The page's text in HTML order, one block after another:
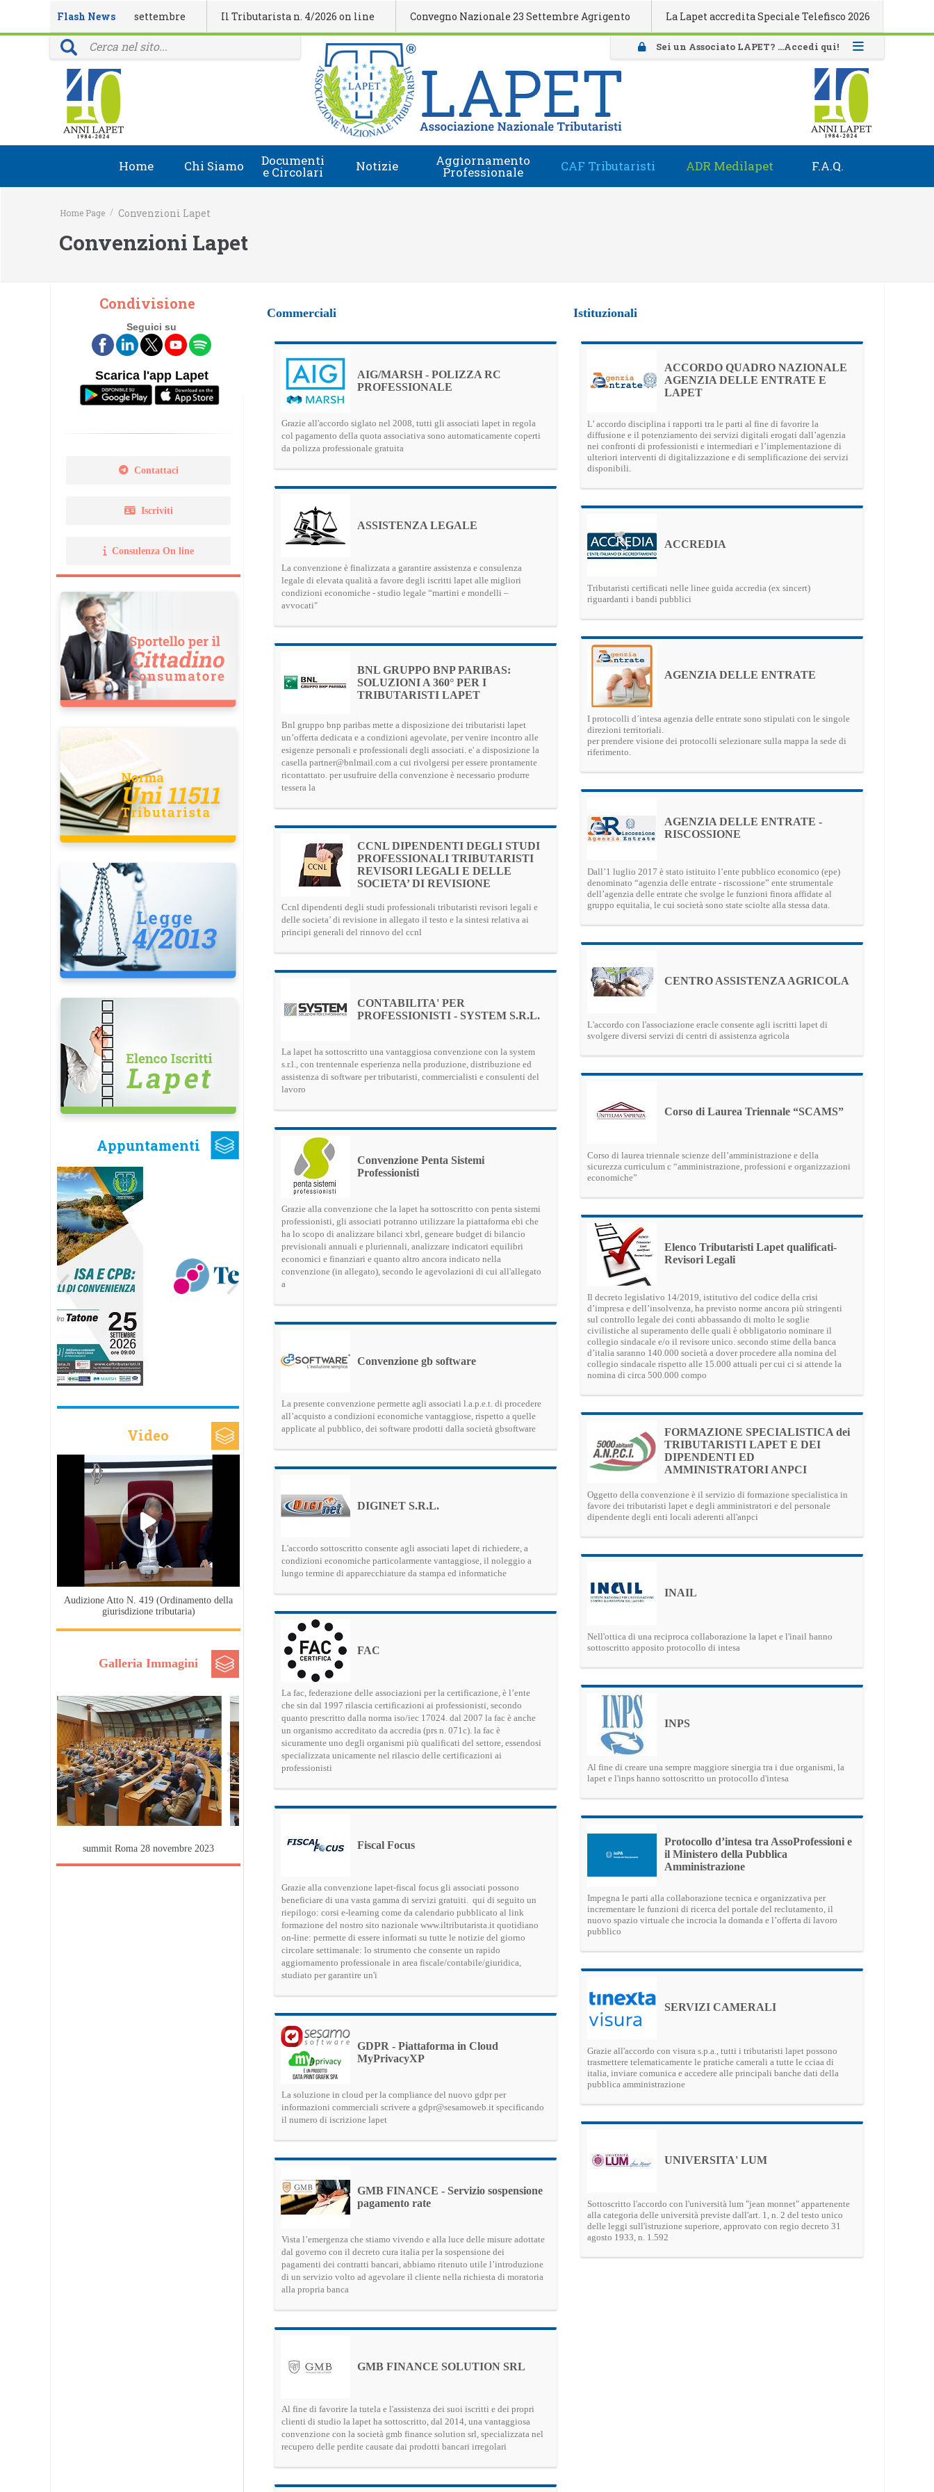
Home Chi Siamo
Guida lapet
Contatti
Legge 14 gennaio 2013 N. 4
Norma Uni 11511
Documenti
e Circolari Notizie Aggiornamento
Professionale
Calendario Territoriale
CAF Tributaristi ADR Medilapet F.A.Q.
Convenzioni Lapet
Home Page / Convenzioni Lapet
Sei un Associato LAPET? ...Accedi qui!
Flash News
formativi di settembre Il Tributarista n. 4/2026 on line Convegno Nazionale 23 Settembre Agrigento La Lapet accredita Speciale Telefisco 2026 Attivazione
40 anni della rivista Il Tributarista
Condivisione
Seguici su
Scarica l'app Lapet
Contattaci
Iscriviti
Consulenza On line
Appuntamenti
Video
Audizione Atto N. 419 (Ordinamento della
giurisdizione tributaria)
Galleria Immagini
summit Roma 28 novembre 2023
Commerciali
AIG/MARSH - POLIZZA RC
PROFESSIONALE
Grazie all'accordo siglato nel 2008, tutti gli associati lapet in regola
col pagamento della quota associativa sono automaticamente coperti
da polizza professionale gratuita
ASSISTENZA LEGALE
La convenzione è finalizzata a garantire assistenza e consulenza
legale di elevata qualità a favore degli iscritti lapet alle migliori
condizioni economiche - studio legale “martini e mondelli –
avvocati"
BNL GRUPPO BNP PARIBAS:
SOLUZIONI A 360° PER I
TRIBUTARISTI LAPET
Bnl gruppo bnp paribas mette a disposizione dei tributaristi lapet
un’offerta dedicata e a condizioni agevolate, per venire incontro alle
esigenze personali e professionali degli associati. e' a disposizione la
casella partner@bnlmail.com a cui rivolgersi per essere prontamente
ricontattato. per usufruire della convenzione è necessario produrre
tessera la
CCNL DIPENDENTI DEGLI STUDI
PROFESSIONALI TRIBUTARISTI
REVISORI LEGALI E DELLE
SOCIETA’ DI REVISIONE
Ccnl dipendenti degli studi professionali tributaristi revisori legali e
delle societa’ di revisione in allegato il testo e la sintesi relativa ai
principi generali del rinnovo del ccnl
CONTABILITA' PER
PROFESSIONISTI - SYSTEM S.R.L.
La lapet ha sottoscritto una vantaggiosa convenzione con la system
s.r.l., con trentennale esperienza nella produzione, distribuzione ed
assistenza di software per tributaristi, commercialisti e consulenti del
lavoro
Convenzione Penta Sistemi
Professionisti
Grazie alla convenzione che la lapet ha sottoscritto con penta sistemi
professionisti, gli associati potranno utilizzare la piattaforma ebi che
ha lo scopo di analizzare bilanci xbrl, geneare budget di bilancio
previsionali annuali e pluriennali, analizzare indicatori equilibri
economici e finanziari e quanto altro ancora indicato nella
convenzione (in allegato), secondo le agevolazioni di cui all'allegato
a
Convenzione gb software
La presente convenzione permette agli associati l.a.p.e.t. di procedere
all’acquisto a condizioni economiche vantaggiose, rispetto a quelle
applicate al pubblico, dei software prodotti dalla società gbsoftware
DIGINET S.R.L.
L'accordo sottoscritto consente agli associati lapet di richiedere, a
condizioni economiche particolarmente vantaggiose, il noleggio a
lungo termine di apparecchiature da stampa ed informatiche
FAC
La fac, federazione delle associazioni per la certificazione, è l’ente
che sin dal 1997 rilascia certificazioni ai professionisti, secondo
quanto prescritto dalla norma iso/iec 17024. dal 2007 la fac è anche
un organismo accreditato da accredia (prs n. 071c). la fac è
sicuramente uno degli organismi più qualificati del settore, essendosi
specializzata unicamente nel rilascio delle certificazioni ai
professionisti
Fiscal Focus
Grazie alla convenzione lapet-fiscal focus gli associati possono
beneficiare di una vasta gamma di servizi gratuiti. qui di seguito un
riepilogo: corsi e-learning come da calendario pubblicato al link
formazione del nostro sito nazionale www.iltributarista.it quotidiano
on-line: permette di essere informati su tutte le notizie del giorno
circolare settimanale: lo strumento che consente un rapido
aggiornamento professionale in area fiscale/contabile/giuridica,
studiato per garantire un'i
GDPR - Piattaforma in Cloud
MyPrivacyXP
La soluzione in cloud per la compliance del nuovo gdpr per
informazioni commerciali scrivere a gdpr@sesamoweb.it specificando
il numero di iscrizione lapet
GMB FINANCE - Servizio sospensione
pagamento rate
Vista l’emergenza che stiamo vivendo e alla luce delle misure adottate
dal governo con il decreto cura italia per la sospensione dei
pagamenti dei contratti bancari, abbiamo ritenuto utile l’introduzione
di un servizio volto ad agevolare il cliente nella richiesta di moratoria
alla propria banca
GMB FINANCE SOLUTION SRL
Al fine di favorire la tutela e l'assistenza dei suoi iscritti e dei propri
clienti di studio la lapet ha sottoscritto, dal 2014, una vantaggiosa
convenzione con la società gmb finance solution srl, specializzata nel
recupero delle perdite causate dai prodotti bancari irregolari
Istituzionali
ACCORDO QUADRO NAZIONALE
AGENZIA DELLE ENTRATE E
LAPET
L’ accordo disciplina i rapporti tra le parti al fine di favorire la
diffusione e il potenziamento dei servizi digitali erogati dall’agenzia
nei confronti di professionisti e intermediari e l’implementazione di
ulteriori interventi di digitalizzazione e di semplificazione dei servizi
disponibili.
ACCREDIA
Tributaristi certificati nelle linee guida accredia (ex sincert)
riguardanti i bandi pubblici
AGENZIA DELLE ENTRATE
I protocolli d´intesa agenzia delle entrate sono stipulati con le singole
direzioni territoriali.
per prendere visione dei protocolli selezionare sulla mappa la sede di
riferimento.
AGENZIA DELLE ENTRATE -
RISCOSSIONE
Dall’1 luglio 2017 è stato istituito l’ente pubblico economico (epe)
denominato “agenzia delle entrate - riscossione” ente strumentale
dell’agenzia delle entrate che svolge le funzioni finora affidate al
gruppo equitalia, le cui società sono state sciolte alla stessa data.
CENTRO ASSISTENZA AGRICOLA
L'accordo con l'associazione eracle consente agli iscritti lapet di
svolgere diversi servizi di centri di assistenza agricola
Corso di Laurea Triennale “SCAMS”
Corso di laurea triennale scienze dell’amministrazione e della
sicurezza curriculum c “amministrazione, professioni e organizzazioni
economiche”
Elenco Tributaristi Lapet qualificati-
Revisori Legali
Il decreto legislativo 14/2019, istitutivo del codice della crisi
d’impresa e dell’insolvenza, ha previsto norme ancora più stringenti
sul controllo legale dei conti abbassando di molto le soglie
civilistiche al superamento delle quali è obbligatorio nominare il
collegio sindacale e/o il revisore unico. secondo stime della banca
d’italia saranno 140.000 società a dover procedere alla nomina del
collegio sindacale rispetto alle 15.000 attuali per cui ci si attende la
nomina di circa 500.000 compo
FORMAZIONE SPECIALISTICA dei
TRIBUTARISTI LAPET E DEI
DIPENDENTI ED
AMMINISTRATORI ANPCI
Oggetto della convenzione è il servizio di formazione specialistica in
favore dei tributaristi lapet e degli amministratori e del personale
dipendente degli enti locali aderenti all'anpci
INAIL
Nell'ottica di una reciproca collaborazione la lapet e l'inail hanno
sottoscritto apposito protocollo di intesa
INPS
Al fine di creare una sempre maggiore sinergia tra i due organismi, la
lapet e l'inps hanno sottoscritto un protocollo d'intesa
Protocollo d’intesa tra AssoProfessioni e
il Ministero della Pubblica
Amministrazione
Impegna le parti alla collaborazione tecnica e organizzativa per
incrementare le funzioni di ricerca del portale del reclutamento, il
nuovo spazio virtuale che incrocia la domanda e l’offerta di lavoro
pubblico
SERVIZI CAMERALI
Grazie all'accordo con visura s.p.a., tutti i tributaristi lapet possono
trasmettere telematicamente le pratiche camerali a tutte le cciaa di
italia, inviare comunica e accedere alle principali banche dati della
pubblica amministrazione
UNIVERSITA' LUM
Sottoscritto l'accordo con l'università lum "jean monnet" appartenente
alla categoria delle università previste dall'art. 1, n. 2 del testo unico
delle leggi sull'istruzione superiore, approvato con regio decreto 31
agosto 1933, n. 1.592